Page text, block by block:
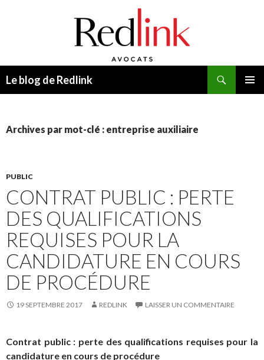
Le blog de Redlink
Archives par mot-clé : entreprise auxiliaire
PUBLIC
CONTRAT PUBLIC : PERTE
DES QUALIFICATIONS
REQUISES POUR LA
CANDIDATURE EN COURS
DE PROCÉDURE
19 SEPTEMBRE 2017 REDLINK LAISSER UN COMMENTAIRE
Contrat public : perte des qualifications requises pour la
candidature en cours de procédure